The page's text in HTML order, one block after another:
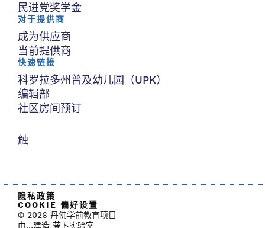
民进党奖学金
对于提供商
成为供应商
当前提供商
快速链接
科罗拉多州普及幼儿园（UPK）
编辑部
社区房间预订
触
隐私政策
COOKIE 偏好设置
© 2026 丹佛学前教育项目